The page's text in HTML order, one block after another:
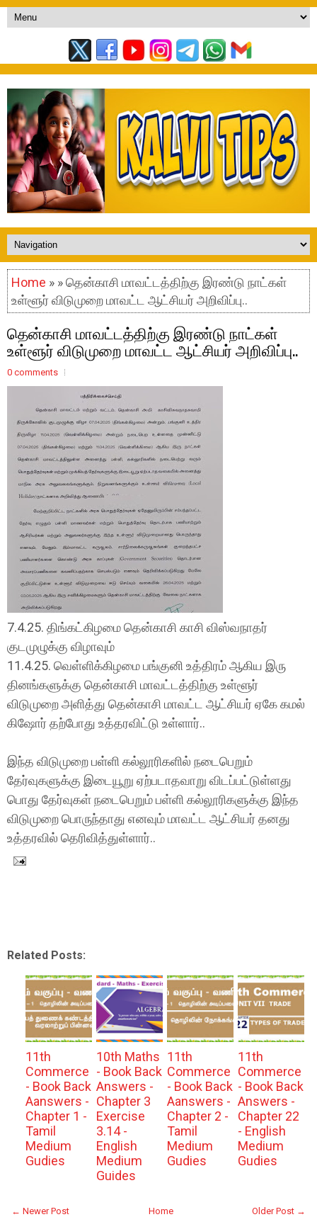
Home » » தென்காசி மாவட்டத்திற்கு இரண்டு நாட்கள்
உள்ளூர் விடுமுறை மாவட்ட ஆட்சியர் அறிவிப்பு..
தென்காசி மாவட்டத்திற்கு இரண்டு நாட்கள்
உள்ளூர் விடுமுறை மாவட்ட ஆட்சியர் அறிவிப்பு..
0 comments
7.4.25. திங்கட்கிழமை தென்காசி காசி விஸ்வநாதர்
குடமுழுக்கு விழாவும்
11.4.25. வெள்ளிக்கிழமை பங்குனி உத்திரம் ஆகிய இரு
தினங்களுக்கு தென்காசி மாவட்டத்திற்கு உள்ளூர்
விடுமுறை அளித்து தென்காசி மாவட்ட ஆட்சியர் ஏகே கமல்
கிஷோர் தற்போது உத்தரவிட்டு உள்ளார்..
இந்த விடுமுறை பள்ளி கல்லூரிகளில் நடைபெறும்
தேர்வுகளுக்கு இடையூறு ஏற்படாதவாறு விடப்பட்டுள்ளது
பொது தேர்வுகள் நடைபெறும் பள்ளி கல்லூரிகளுக்கு இந்த
விடுமுறை பொருந்தாது எனவும் மாவட்ட ஆட்சியர் தனது
உத்தரவில் தெரிவித்துள்ளார்..
Related Posts:
11th
Commerce
- Book Back
Aanswers -
Chapter 1 -
Tamil
Medium
Gudies
10th Maths
- Book Back
Answers -
Chapter 3
Exercise
3.14 -
English
Medium
Guides
11th
Commerce
- Book Back
Aanswers -
Chapter 2 -
Tamil
Medium
Gudies
11th
Commerce
- Book Back
Answers -
Chapter 22
- English
Medium
Gudies
← Newer Post Older Post →
Home